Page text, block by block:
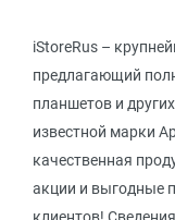
iStoreRus –
предлагающий
планшетов и
известной марки
качественная
акции и выгодные